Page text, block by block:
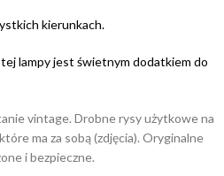
kierunkach.
lampy jest świetnym dodatkiem do
vintage. Drobne rysy użytkowe na
ma za sobą (zdjęcia). Oryginalne
i bezpieczne.